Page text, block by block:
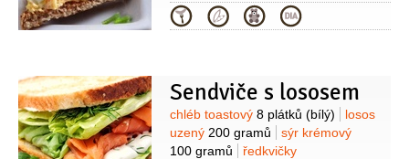
natvrdo)
mrkev 1 kus
1 hrst (najemno
Kategorie
Sendviče s lososem
Suroviny
chléb toastový 8 plátků (bílý)
losos
uzený 200 gramů
sýr krémový
100 gramů
ředkvičky